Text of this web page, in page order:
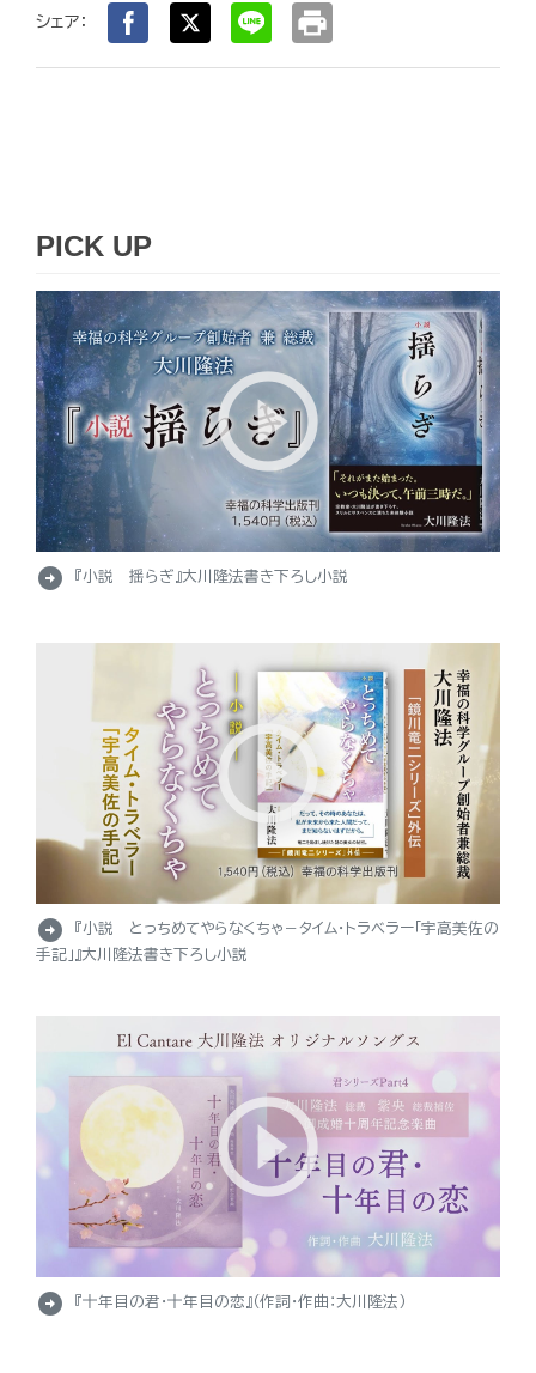
シェア： print
PICK UP
arrow_circle_right 『小説 揺らぎ』大川隆法書き下ろし小説
arrow_circle_right
『小説 とっちめてやらなくちゃ－タイム・トラベラー「宇高美佐の
手記」』大川隆法書き下ろし小説
arrow_circle_right 『十年目の君・十年目の恋』（作詞・作曲：大川隆法）